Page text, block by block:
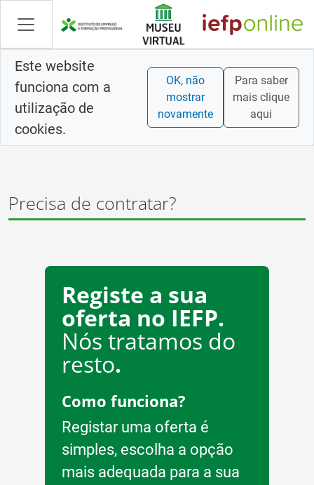
Saltar
para
conteúdo
principal
Este website
funciona com a
utilização de
cookies.
OK, não
mostrar
novamente
Para saber
mais clique
aqui
Precisa de contratar?
Registe a sua
oferta no IEFP.
Nós tratamos do
resto.
Como funciona?
Registar uma oferta é
simples, escolha a opção
mais adequada para a sua